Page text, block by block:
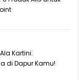
Kartini:
di Dapur Kamu!